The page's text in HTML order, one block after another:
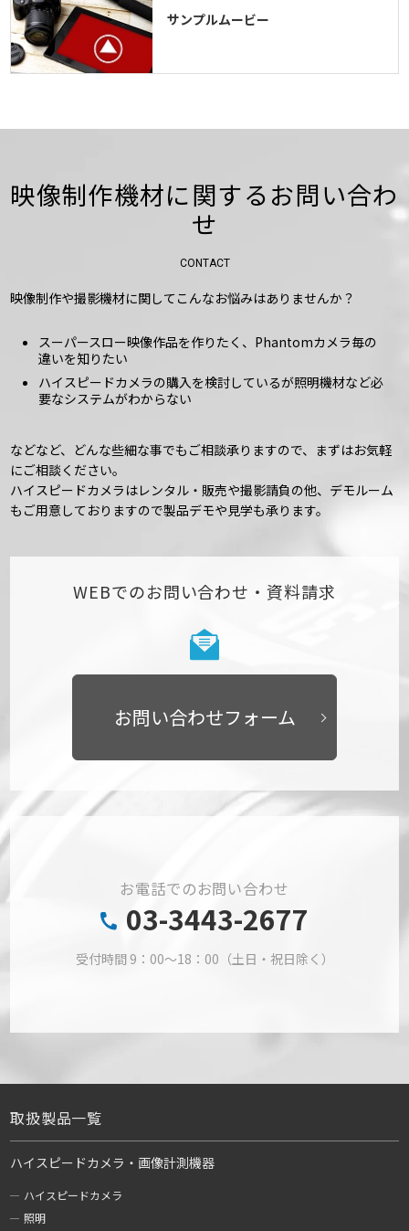
サンプルムービー
映像制作機材に関するお問い合わ
せ
CONTACT
映像制作や撮影機材に関してこんなお悩みはありませんか？
スーパースロー映像作品を作りたく、Phantomカメラ毎の
違いを知りたい
ハイスピードカメラの購入を検討しているが照明機材など必
要なシステムがわからない
などなど、どんな些細な事でもご相談承りますので、まずはお気軽
にご相談ください。
ハイスピードカメラはレンタル・販売や撮影請負の他、デモルーム
もご用意しておりますので製品デモや見学も承ります。
WEBでのお問い合わせ・資料請求
お問い合わせフォーム
お電話でのお問い合わせ
03-3443-2677
受付時間 9：00～18：00（土日・祝日除く）
取扱製品一覧
ハイスピードカメラ・画像計測機器
ハイスピードカメラ
照明